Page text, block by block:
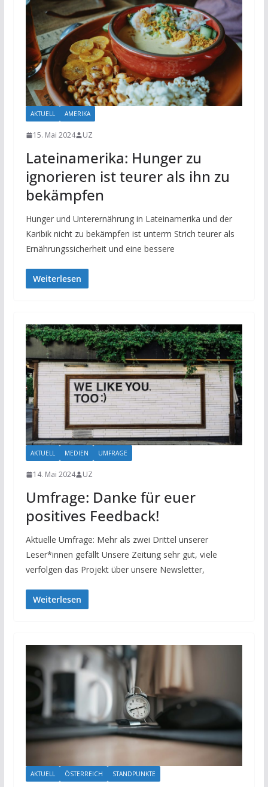
AKTUELL AMERIKA
15. Mai 2024 UZ
Lateinamerika: Hunger zu
ignorieren ist teurer als ihn zu
bekämpfen
Hunger und Unterernährung in Lateinamerika und der
Karibik nicht zu bekämpfen ist unterm Strich teurer als
Ernährungssicherheit und eine bessere
Weiterlesen
AKTUELL MEDIEN UMFRAGE
14. Mai 2024 UZ
Umfrage: Danke für euer
positives Feedback!
Aktuelle Umfrage: Mehr als zwei Drittel unserer
Leser*innen gefällt Unsere Zeitung sehr gut, viele
verfolgen das Projekt über unsere Newsletter,
Weiterlesen
AKTUELL ÖSTERREICH STANDPUNKTE